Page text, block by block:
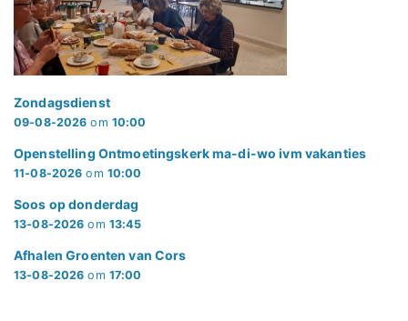
Zondagsdienst
09-08-2026 om 10:00
Openstelling Ontmoetingskerk ma-di-wo ivm vakanties
11-08-2026 om 10:00
Soos op donderdag
13-08-2026 om 13:45
Afhalen Groenten van Cors
13-08-2026 om 17:00